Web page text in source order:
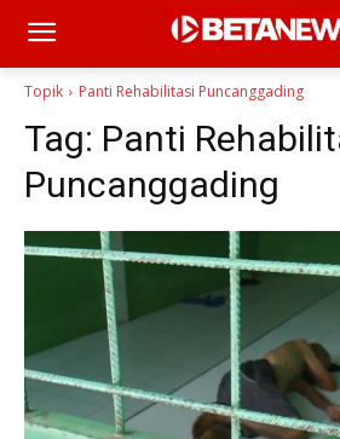
Topik Panti Rehabilitasi Puncanggading
Tag: Panti
Puncanggading